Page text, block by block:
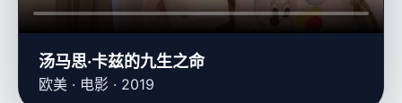
汤马思·卡兹的九生之命
欧美 · 电影 · 2019